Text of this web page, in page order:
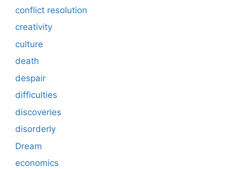
conflict resolution
creativity
culture
death
despair
difficulties
discoveries
disorderly
Dream
economics